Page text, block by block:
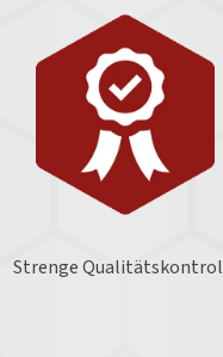
Strenge